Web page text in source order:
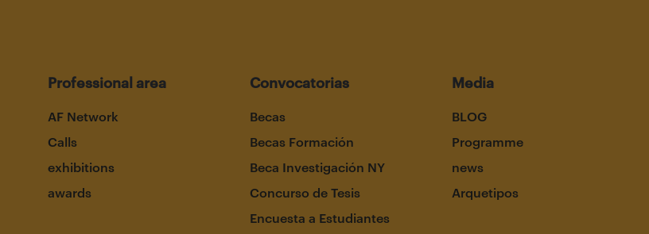
Professional area
AF Network
Calls
exhibitions
awards
Convocatorias
Becas
Becas Formación
Beca Investigación NY
Concurso de Tesis
Encuesta a Estudiantes
Media
BLOG
Programme
news
Arquetipos